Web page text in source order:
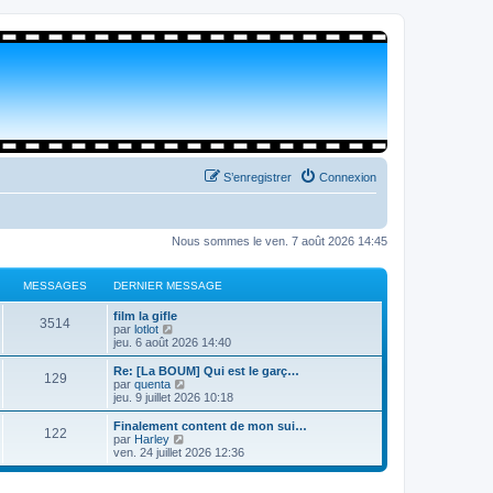
Connexion
S’enregistrer
Nous sommes le ven. 7 août 2026 14:45
MESSAGES DERNIER MESSAGE
3514
film la gifle
par lotlot
o
i
r
l
e
e
r
n
i
e
jeu. 6 août 2026 14:40
129
Re: [La BOUM] Qui est le garç…
par quenta
o
i
r
e
e
jeu. 9 juillet 2026 10:18
122
Finalement content de mon sui…
par Harley
o
i
ven. 24 juillet 2026 12:36